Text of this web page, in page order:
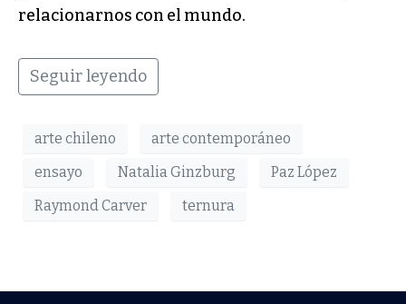
relacionarnos con el mundo.
Seguir leyendo
arte chileno
arte contemporáneo
ensayo
Natalia Ginzburg
Paz López
Raymond Carver
ternura